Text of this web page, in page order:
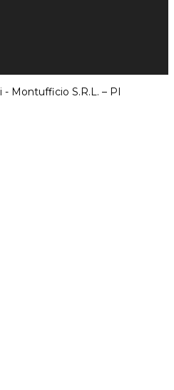
Montufficio S.R.L. – PI